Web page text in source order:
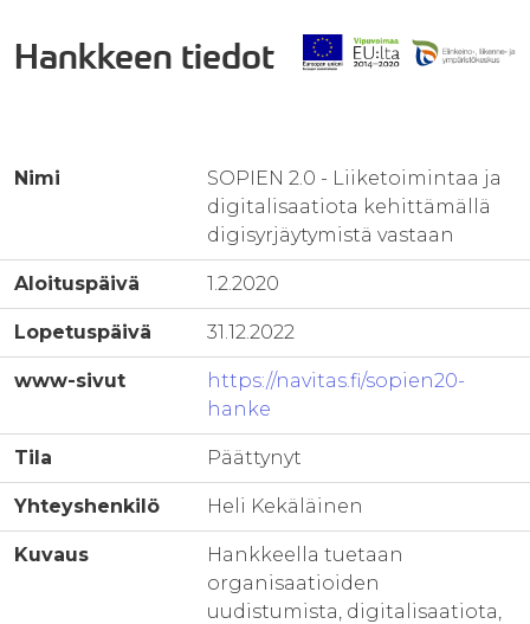
Hankkeen tiedot
Nimi
SOPIEN 2.0 - Liiketoimintaa ja
digitalisaatiota kehittämällä
digisyrjäytymistä vastaan
Aloituspäivä 1.2.2020
Lopetuspäivä 31.12.2022
www-sivut
https://navitas.fi/sopien20-
hanke
Tila Päättynyt
Yhteyshenkilö Heli Kekäläinen
Kuvaus
Hankkeella tuetaan
organisaatioiden
uudistumista, digitalisaatiota,